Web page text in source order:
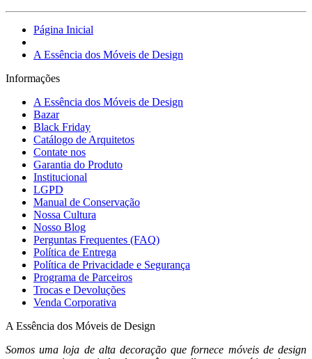
Página Inicial
A Essência dos Móveis de Design
Informações
A Essência dos Móveis de Design
Bazar
Black Friday
Catálogo de Arquitetos
Contate nos
Garantia do Produto
Institucional
LGPD
Manual de Conservação
Nossa Cultura
Nosso Blog
Perguntas Frequentes (FAQ)
Política de Entrega
Política de Privacidade e Segurança
Programa de Parceiros
Trocas e Devoluções
Venda Corporativa
A Essência dos Móveis de Design
Somos uma loja de alta decoração que fornece móveis de design